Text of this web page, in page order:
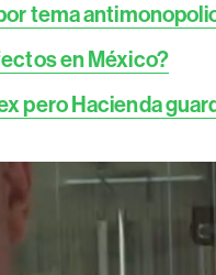
tema
en México?
pero Hacienda